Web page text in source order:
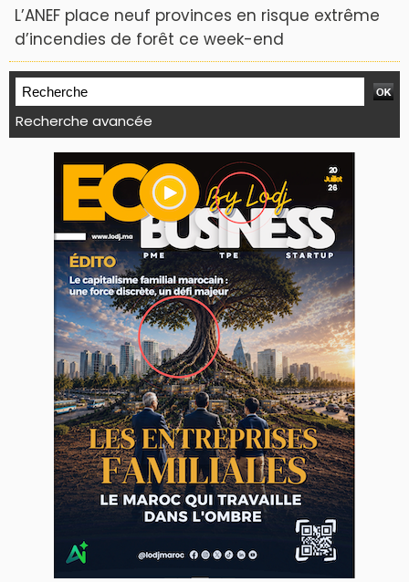
L’ANEF place neuf provinces en risque extrême
d’incendies de forêt ce week-end
Recherche avancée
WEB TV LODJ24 : Youtube, kick et twitch
Plein écran
Inscription à la newsletter
Plus d'informations sur cette page :